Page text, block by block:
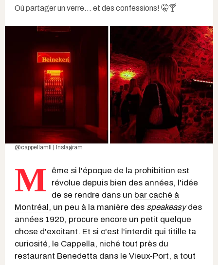
Où partager un verre... et des confessions! 🤫🍸
@cappellamtl | Instagram
M
ême si l'époque de la prohibition est
révolue depuis bien des années, l'idée
de se rendre dans un bar caché à
Montréal, un peu à la manière des speakeasydes
années 1920, procure encore un petit quelque
chose d'excitant. Et si c'est l'interdit qui titille ta
curiosité, le Cappella, niché tout près du
restaurant Benedetta dans le Vieux-Port, a tout